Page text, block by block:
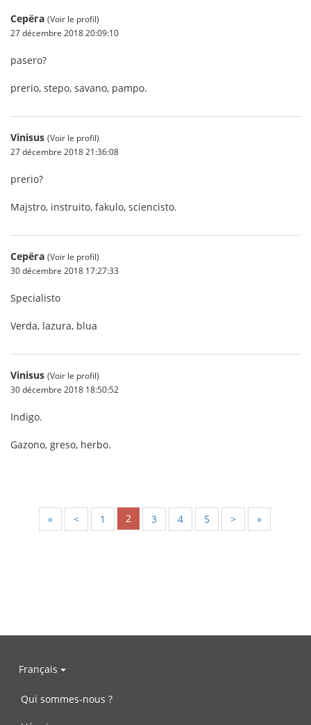
Серёга (Voir le profil)
27 décembre 2018 20:09:10
pasero?
prerio, stepo, savano, pampo.
Vinisus (Voir le profil)
27 décembre 2018 21:36:08
prerio?
Majstro, instruito, fakulo, sciencisto.
Серёга (Voir le profil)
30 décembre 2018 17:27:33
Specialisto
Verda, lazura, blua
Vinisus (Voir le profil)
30 décembre 2018 18:50:52
Indigo.
Gazono, greso, herbo.
« < 1 2 3 4 5 > »
Français
Qui sommes-nous ?